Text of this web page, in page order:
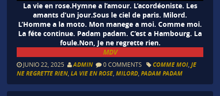
La vie en rose.Hymne a l’amour. L’acordéoniste. Les
amants d’un jour.Sous le ciel de paris. Milord.
L’Homme a la moto. Mon manege a moi. Comme moi.
La féte continue. Padam padam. C’est a Hambourg. La
foule.Non, Je ne regrette rien.
MDV
JUNIO 22, 2025 ADMIN 0 COMMENTS COMME MOI, JE
NE REGRETTE RIEN, LA VIE EN ROSE, MILORD, PADAM PADAM